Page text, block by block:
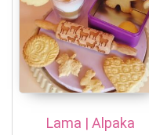
Lama | Alpaka